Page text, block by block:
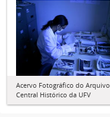
Acervo Fotográfico do Arquivo
Central Histórico da UFV